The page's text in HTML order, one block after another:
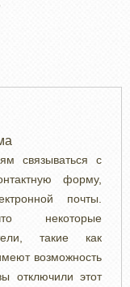
связываться с
форму,
почты.
некоторые
такие как
возможность
отключили этот